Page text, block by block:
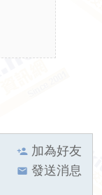
加為好友
發送消息